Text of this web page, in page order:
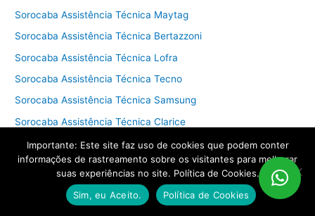
Sorocaba Assistência Técnica Maytag
Sorocaba Assistência Técnica Bertazzoni
Sorocaba Assistência Técnica Lofra
Sorocaba Assistência Técnica Tecno
Sorocaba Assistência Técnica Samsung
Sorocaba Assistência Técnica Clarice
Sorocaba Assistência Técnica Dako
Sorocaba Assistência Técnica Atlas
Sorocaba Assistência Técnica Whirlpool
Sorocaba Assistência Técnica Mueller
Importante: Este site faz uso de cookies que podem conter
informações de rastreamento sobre os visitantes para melhorar
suas experiências no site. Política de Cookies.
Sim, eu Aceito.
Política de Cookies